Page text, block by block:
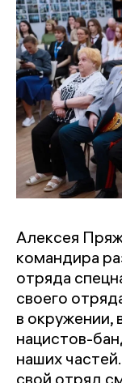
Алексея
командира
отряда
своего
в окружении,
нацистов-
наших